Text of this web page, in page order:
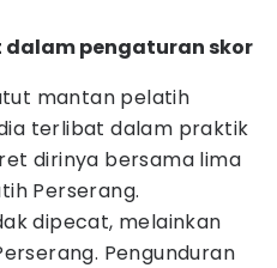
pengaturan skor
mantan pelatih
terlibat dalam praktik
dirinya bersama lima
Perserang.
dipecat, melainkan
Pengunduran